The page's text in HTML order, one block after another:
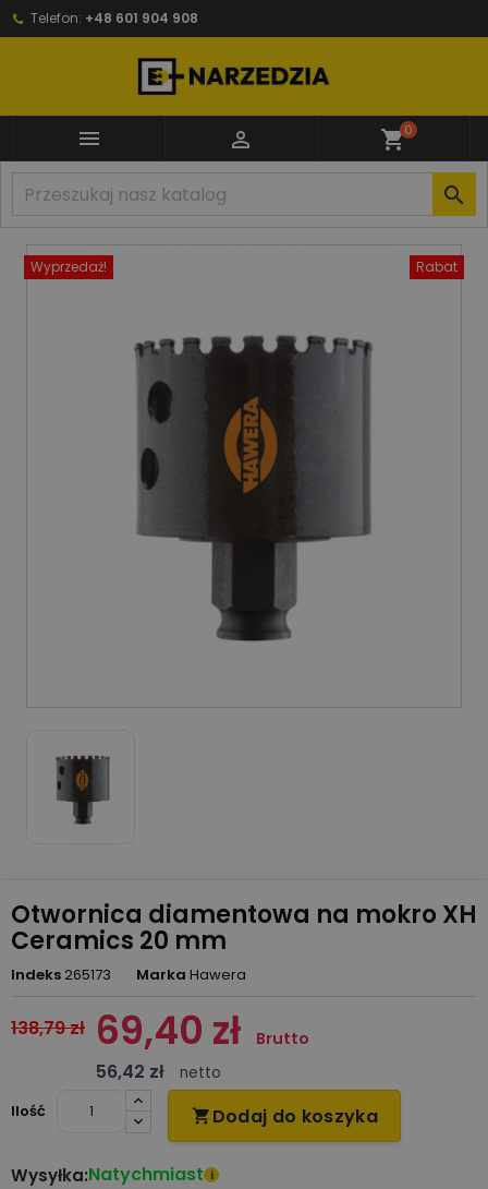
Telefon: +48 601 904 908
  shopping_cart0

Wyprzedaż! Rabat
Otwornica diamentowa na mokro XH
Ceramics 20 mm
Indeks 265173 Marka Hawera
138,79 zł 69,40 zł Brutto
56,42 zł
netto
Ilość
 Dodaj do koszyka
Wysyłka:Natychmiast i